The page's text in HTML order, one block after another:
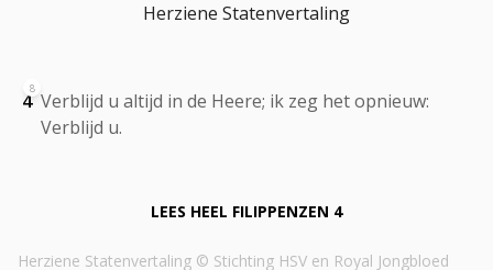
Herziene Statenvertaling
4
8
Verblijd u altijd in de Heere; ik zeg het opnieuw:
Verblijd u.
LEES HEEL FILIPPENZEN 4
Herziene Statenvertaling © Stichting HSV en Royal Jongbloed